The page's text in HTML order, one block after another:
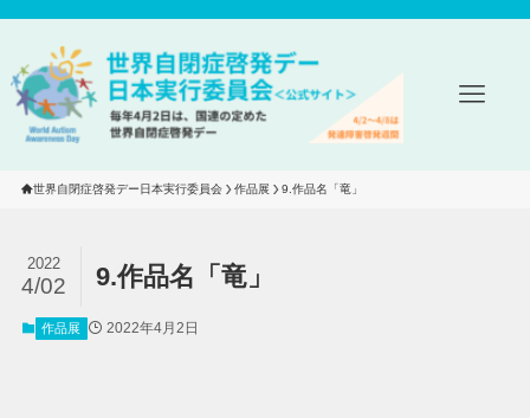
世界自閉症啓発デー日本実行委員会 作品展 9.作品名「竜」
9.作品名「竜」
2022
4/02
作品展 2022年4月2日